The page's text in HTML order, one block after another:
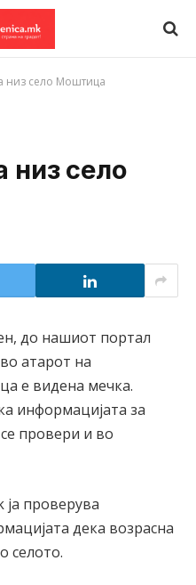
низ село Моштица
низ село
до нашиот портал
атарот на
е видена мечка.
информацијата за
провери и во
проверува
дека возрасна
селото.